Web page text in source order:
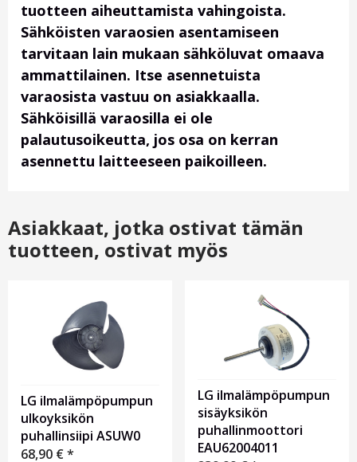
tuotteen aiheuttamista vahingoista.
Sähköisten varaosien asentamiseen
tarvitaan lain mukaan sähköluvat omaava
ammattilainen. Itse asennetuista
varaosista vastuu on asiakkaalla.
Sähköisillä varaosilla ei ole
palautusoikeutta, jos osa on kerran
asennettu laitteeseen paikoilleen.
Asiakkaat, jotka ostivat tämän
tuotteen, ostivat myös
LG ilmalämpöpumpun
ulkoyksikön
puhallinsiipi ASUW0
68,90 €*
LG ilmalämpöpumpun
sisäyksikön
puhallinmoottori
EAU62004011